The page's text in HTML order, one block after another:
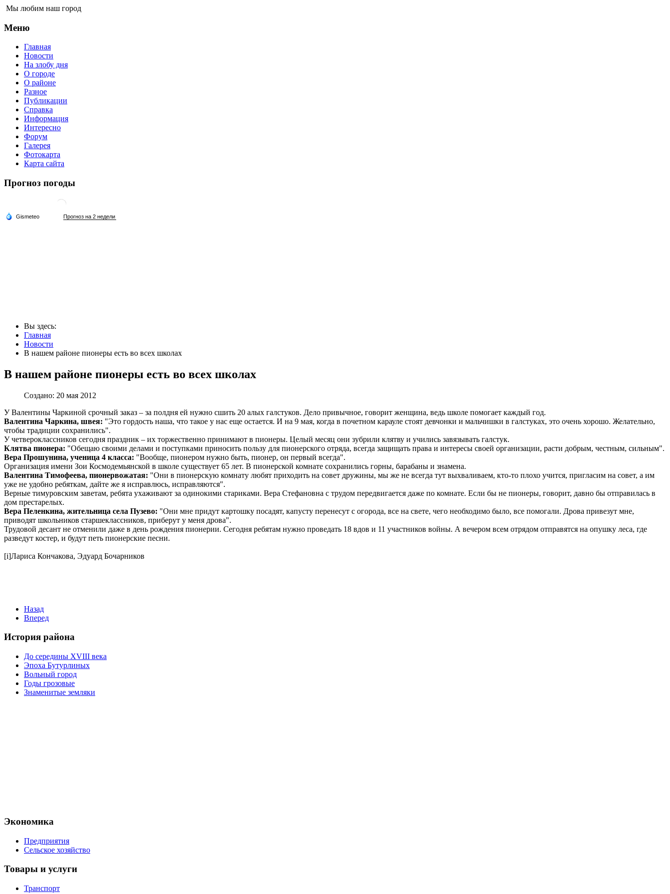
Мы любим наш город
Меню
Главная
Новости
На злобу дня
О городе
О районе
Разное
Публикации
Справка
Информация
Интересно
Форум
Галерея
Фотокарта
Карта сайта
Прогноз погоды
Вы здесь:
Главная
Новости
В нашем районе пионеры есть во всех школах
В нашем районе пионеры есть во всех школах
Создано: 20 мая 2012
У Валентины Чаркиной срочный заказ – за полдня ей нужно сшить 20 алых галстуков. Дело привычное, говорит женщина, ведь школе помогает каждый год.
Валентина Чаркина, швея: "Это гордость наша, что такое у нас еще остается. И на 9 мая, когда в почетном карауле стоят девчонки и мальчишки в галстуках, это очень хорошо. Желательно,
чтобы традиции сохранились".
У четвероклассников сегодня праздник – их торжественно принимают в пионеры. Целый месяц они зубрили клятву и учились завязывать галстук.
Клятва пионера: "Обещаю своими делами и поступками приносить пользу для пионерского отряда, всегда защищать права и интересы своей организации, расти добрым, честным, сильным".
Вера Прошунина, ученица 4 класса: "Вообще, пионером нужно быть, пионер, он первый всегда".
Организация имени Зои Космодемьянской в школе существует 65 лет. В пионерской комнате сохранились горны, барабаны и знамена.
Валентина Тимофеева, пионервожатая: "Они в пионерскую комнату любят приходить на совет дружины, мы же не всегда тут выхваливаем, кто-то плохо учится, пригласим на совет, а им
уже не удобно ребяткам, дайте же я исправлюсь, исправляются".
Верные тимуровским заветам, ребята ухаживают за одинокими стариками. Вера Стефановна с трудом передвигается даже по комнате. Если бы не пионеры, говорит, давно бы отправилась в
дом престарелых.
Вера Пеленкина, жительница села Пузево: "Они мне придут картошку посадят, капусту перенесут с огорода, все на свете, чего необходимо было, все помогали. Дрова привезут мне,
приводят школьников старшеклассников, приберут у меня дрова".
Трудовой десант не отменили даже в день рождения пионерии. Сегодня ребятам нужно проведать 18 вдов и 11 участников войны. А вечером всем отрядом отправятся на опушку леса, где
разведут костер, и будут петь пионерские песни.
[i]Лариса Кончакова, Эдуард Бочарников
Назад
Вперед
История района
До середины XVIII века
Эпоха Бутурлиных
Вольный город
Годы грозовые
Знаменитые земляки
Экономика
Предприятия
Сельское хозяйство
Товары и услуги
Транспорт